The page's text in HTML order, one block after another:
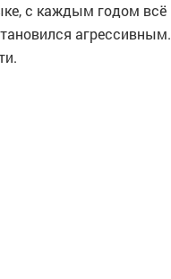
с каждым годом всё
агрессивным.